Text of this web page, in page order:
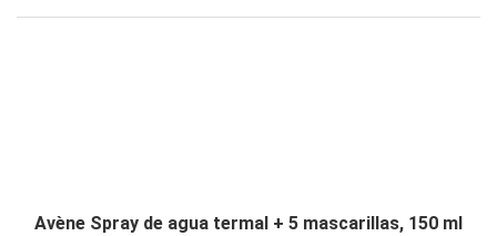
Avène Spray de agua termal + 5 mascarillas, 150 ml